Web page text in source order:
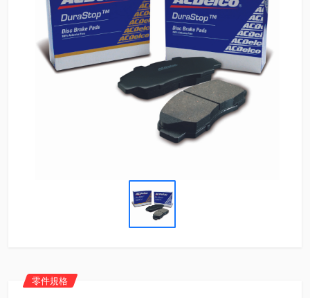
零件規格